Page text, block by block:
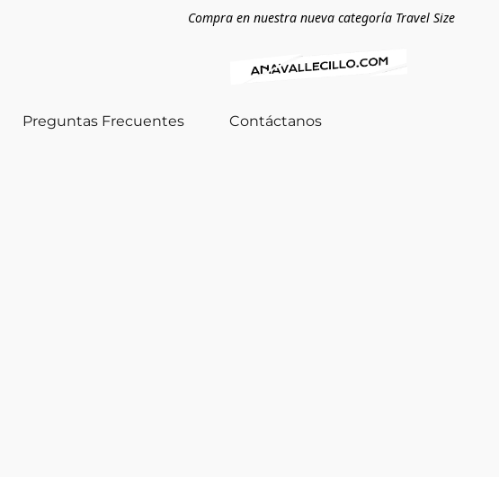
Compra en nuestra nueva categoría Travel Size
Preguntas Frecuentes Contáctanos